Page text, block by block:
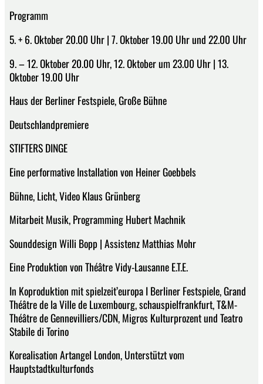
Programm
5. + 6. Oktober 20.00 Uhr | 7. Oktober 19.00 Uhr und 22.00 Uhr
9. – 12. Oktober 20.00 Uhr, 12. Oktober um 23.00 Uhr | 13.
Oktober 19.00 Uhr
Haus der Berliner Festspiele, Große Bühne
Deutschlandpremiere
STIFTERS DINGE
Eine performative Installation von Heiner Goebbels
Bühne, Licht, Video Klaus Grünberg
Mitarbeit Musik, Programming Hubert Machnik
Sounddesign Willi Bopp | Assistenz Matthias Mohr
Eine Produktion von Théâtre Vidy-Lausanne E.T.E.
In Koproduktion mit spielzeit’europa I Berliner Festspiele, Grand
Théâtre de la Ville de Luxembourg, schauspielfrankfurt, T&M-
Théâtre de Gennevilliers/CDN, Migros Kulturprozent und Teatro
Stabile di Torino
Korealisation Artangel London, Unterstützt vom
Hauptstadtkulturfonds